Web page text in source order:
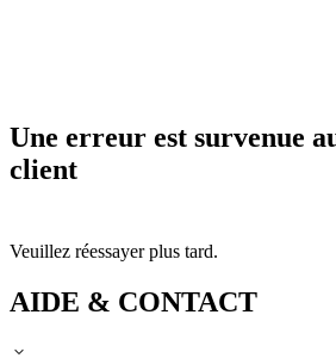
Une erreur est survenue
client
Veuillez réessayer plus tard.
AIDE & CONTACT